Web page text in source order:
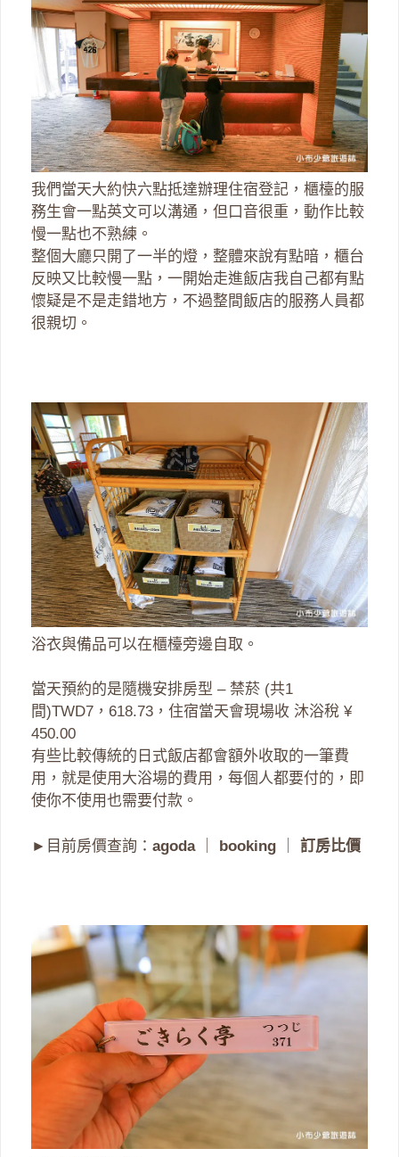
我們當天大約快六點抵達辦理住宿登記，櫃檯的服
務生會一點英文可以溝通，但口音很重，動作比較
慢一點也不熟練。
整個大廳只開了一半的燈，整體來說有點暗，櫃台
反映又比較慢一點，一開始走進飯店我自己都有點
懷疑是不是走錯地方，不過整間飯店的服務人員都
很親切。
浴衣與備品可以在櫃檯旁邊自取。
當天預約的是隨機安排房型 – 禁菸 (共1
間)TWD7，618.73，住宿當天會現場收 沐浴稅 ¥
450.00
有些比較傳統的日式飯店都會額外收取的一筆費
用，就是使用大浴場的費用，每個人都要付的，即
使你不使用也需要付款。
►目前房價查詢： agoda｜ booking 訂房比價